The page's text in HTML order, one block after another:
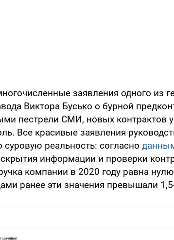
заявления одного из
Виктора Бусько о бурной
пестрели СМИ, новых контрактов
Все красивые заявления
суровую реальность: согласно
информации и проверки
компании в 2020 году равна
ранее эти значения превышали